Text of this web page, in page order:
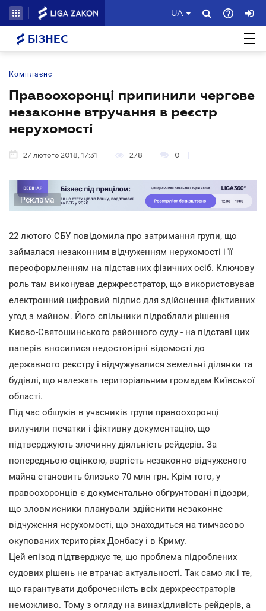
UA
БІЗНЕС
Комплаєнс
Правоохоронці припинили чергове
незаконне втручання в реєстр
нерухомості
27 лютого 2018, 17:31 278 0
Реклама
22 лютого СБУ повідомила про затримання групи, що
займалася незаконним відчуженням нерухомості і її
переоформленням на підставних фізичних осіб. Ключову
роль там виконував держреєстратор, що використовував
електронний цифровий підпис для здійснення фіктивних
угод з майном. Його спільники підробляли рішення
Києво-Святошинського районного суду - на підставі цих
паперів вносилися недостовірні відомості до
державного реєстру і відчужувалися земельні ділянки та
будівлі, що належать територіальним громадам Київської
області.
Під час обшуків в учасників групи правоохоронці
вилучили печатки і фіктивну документацію, що
підтверджують злочинну діяльність рейдерів. За
попередньою оцінкою, вартість незаконно відчуженого
майна становить близько 70 млн грн. Крім того, у
правоохоронців є документально обґрунтовані підозри,
що зловмисники планували здійснити незаконне
відчуження нерухомості, що знаходиться на тимчасово
окупованих територіях Донбасу і в Криму.
Цей епізод підтверджує те, що проблема підроблених
судових рішень не втрачає актуальності. Так само як і те,
що гарантувати доброчесність всіх держреєстраторів
неможливо. Тому з огляду на винахідливість рейдерів, а